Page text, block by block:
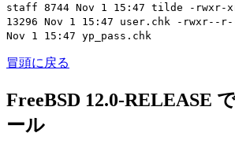
staff 8744 Nov 1 15:47 tilde -
13296 Nov 1 15:47 user.chk -
Nov 1 15:47 yp_pass.chk
冒頭に戻る
FreeBSD 12.0-RELEASE
ール